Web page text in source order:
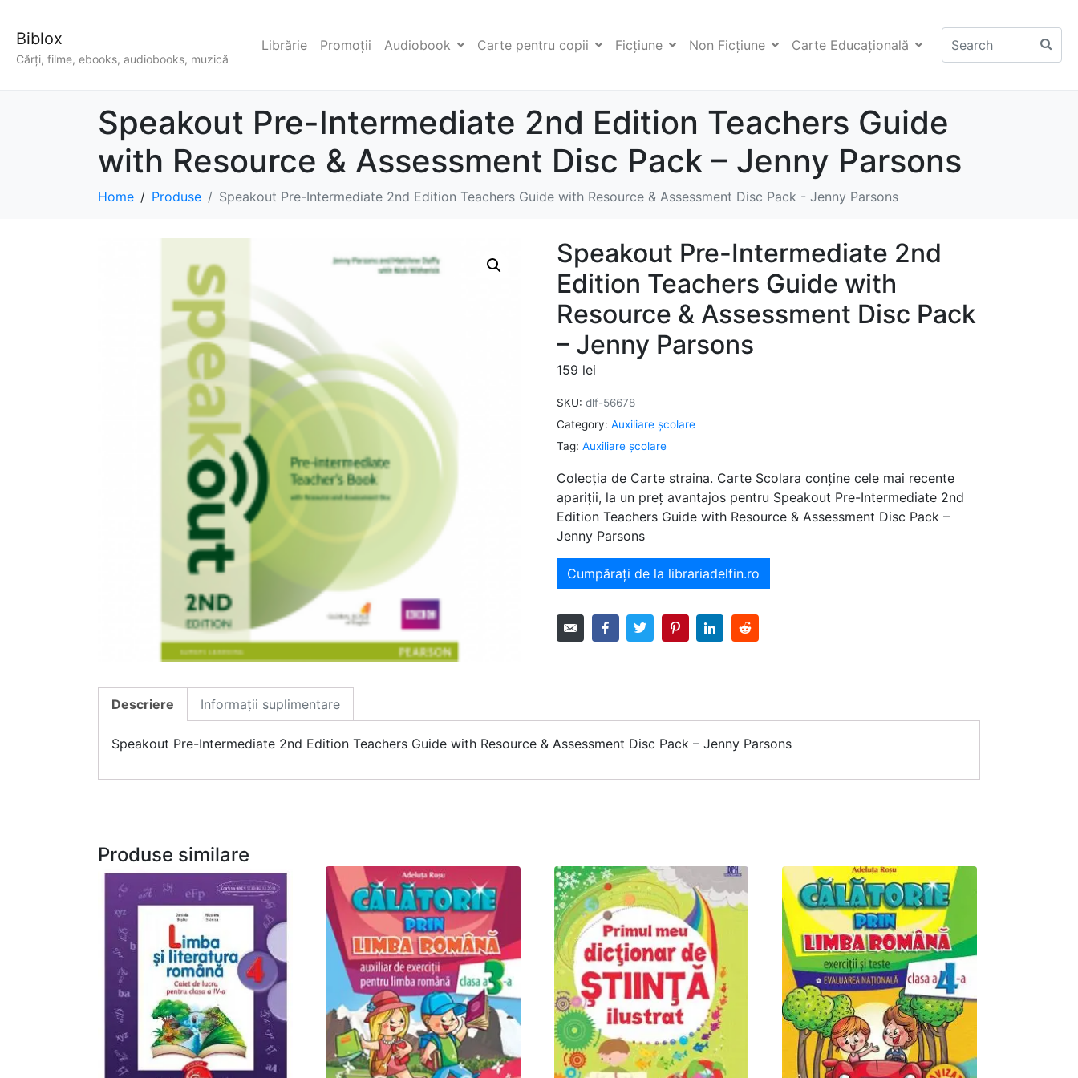
Biblox
Cărți, filme, ebooks, audiobooks, muzică
Librărie Promoții Audiobook Carte pentru copii Ficţiune Non Ficţiune Carte Educaţională
Speakout Pre-Intermediate 2nd Edition Teachers Guide
with Resource & Assessment Disc Pack – Jenny Parsons
Home Produse Speakout Pre-Intermediate 2nd Edition Teachers Guide with Resource & Assessment Disc Pack - Jenny Parsons
Speakout Pre-Intermediate 2nd
Edition Teachers Guide with
Resource & Assessment Disc Pack
– Jenny Parsons
159 lei
SKU: dlf-56678
Category: Auxiliare şcolare
Tag: Auxiliare şcolare
Colecția de Carte straina. Carte Scolara conține cele mai recente
apariții, la un preț avantajos pentru Speakout Pre-Intermediate 2nd
Edition Teachers Guide with Resource & Assessment Disc Pack –
Jenny Parsons
Cumpărați de la librariadelfin.ro
Descriere Informații suplimentare
Speakout Pre-Intermediate 2nd Edition Teachers Guide with Resource & Assessment Disc Pack – Jenny Parsons
Produse similare